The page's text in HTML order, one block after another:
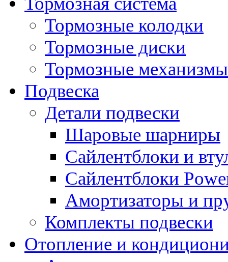
Тормозные колодки
Тормозные диски
Тормозные механизмы
Подвеска
Детали подвески
Шаровые шарниры
Сайлентблоки и
Сайлентблоки
Амортизаторы и
Комплекты подвески
Отопление и